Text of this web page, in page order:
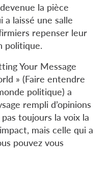
la pièce
a laissé une salle
repenser leur
politique.
Your Message
» (Faire entendre
politique) a
rempli d’opinions
toujours la voix la
mais celle qui a
pouvez vous